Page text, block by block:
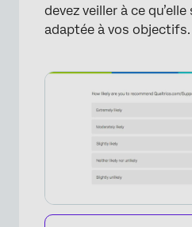
devez veiller à ce
adaptée à vos objectifs.